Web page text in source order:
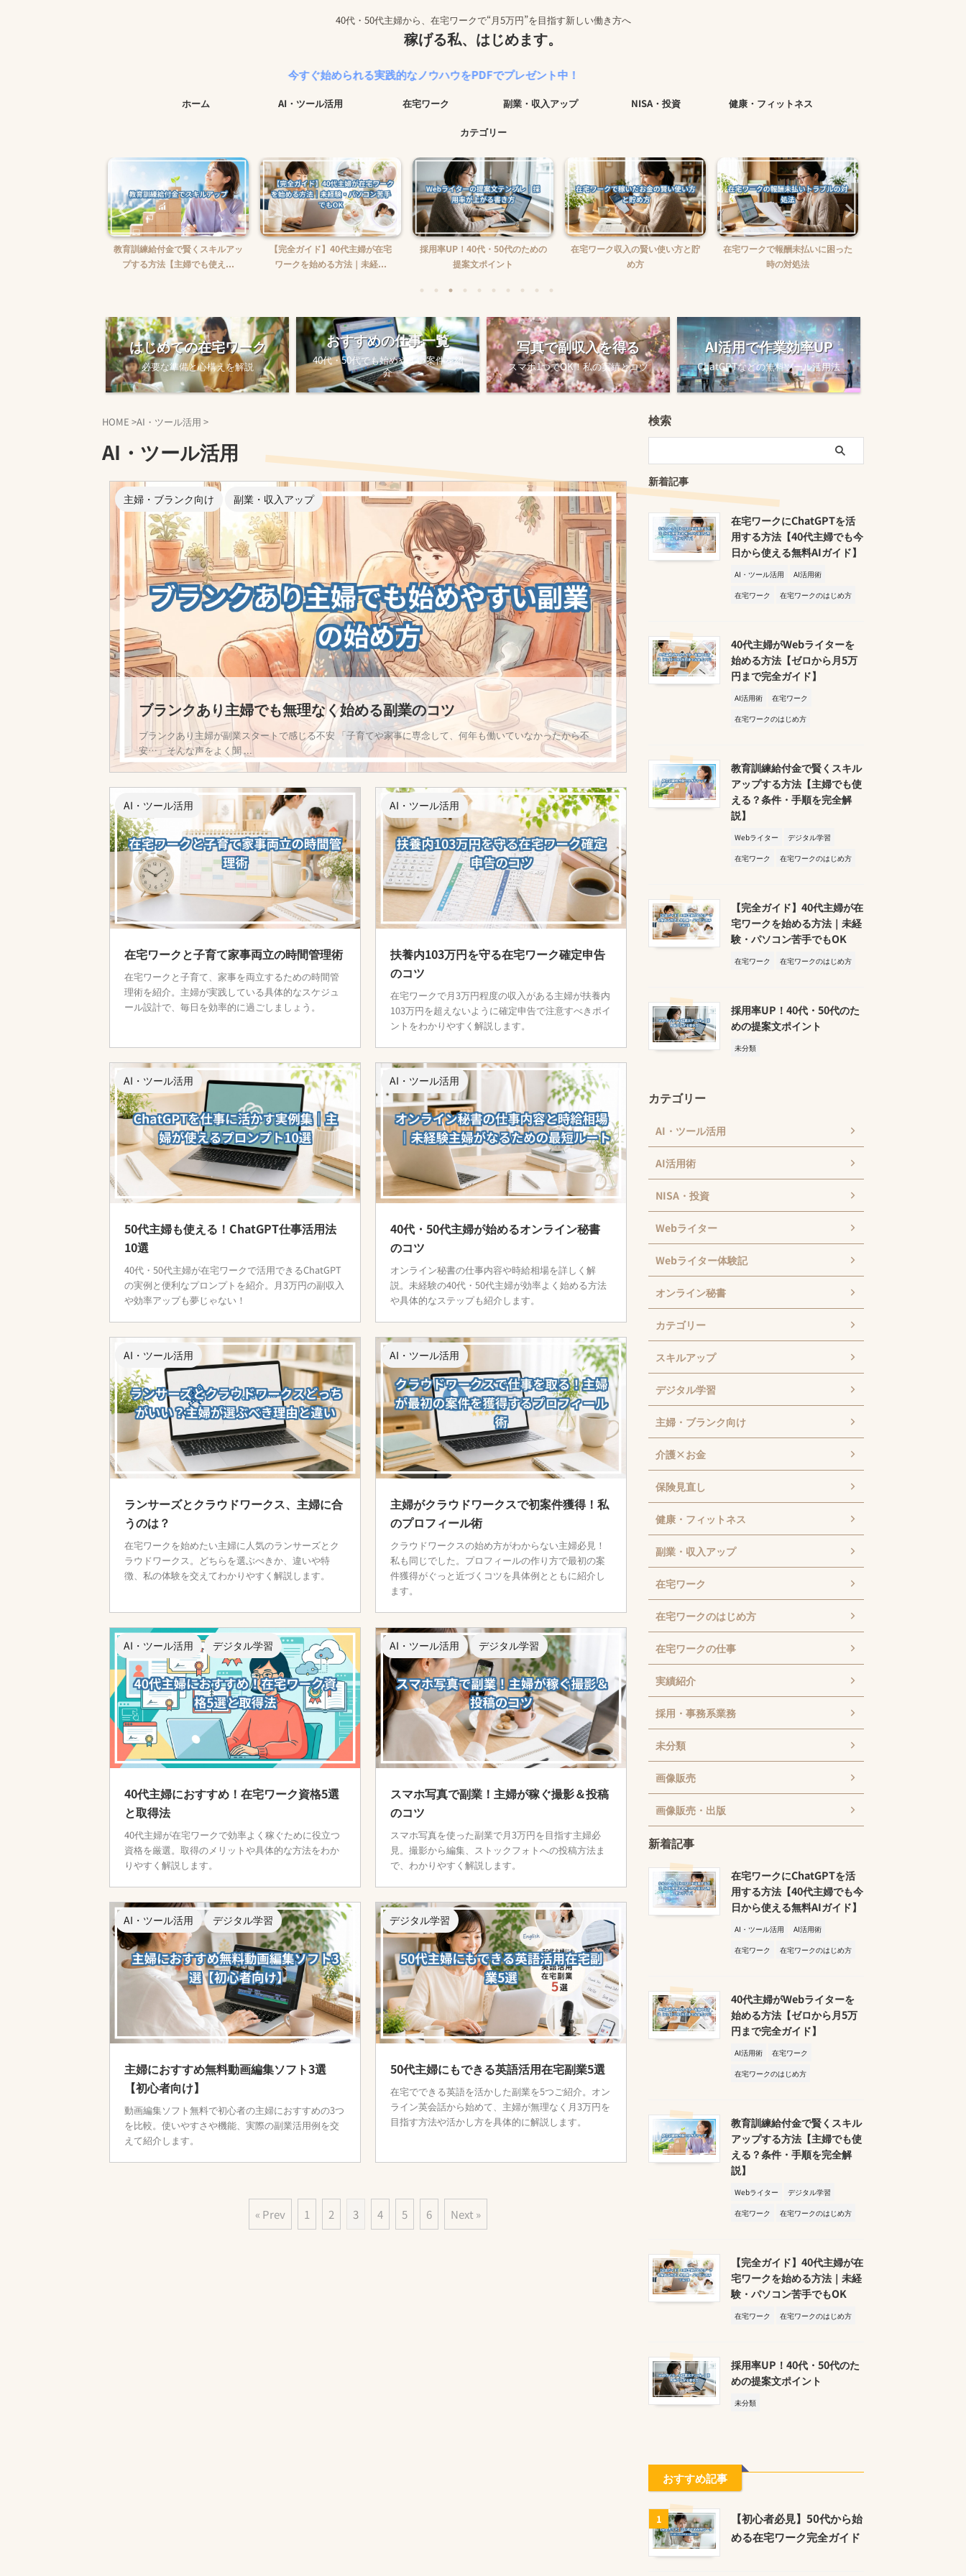
40代・50代主婦から、在宅ワークで“月5万円”を目指す新しい働き方へ
稼げる私、はじめます。
今すぐ始められる実践的なノウハウをPDFでプレゼント中！
ホーム AI・ツール活用 在宅ワーク 副業・収入アップ NISA・投資 健康・フィットネス
カテゴリー
教育訓練給付金で賢くスキルアッ
プする方法【主婦でも使え...
【完全ガイド】40代主婦が在宅
ワークを始める方法｜未経...
採用率UP！40代・50代のための
提案文ポイント
在宅ワーク収入の賢い使い方と貯
め方
在宅ワークで報酬未払いに困った
時の対処法
はじめての在宅ワーク
必要な準備と心構えを解説
おすすめの仕事一覧
40代・50代でも始めやすい案件を紹
介
写真で副収入を得る
スマホ1つでOK！私の実績とコツ
AI活用で作業効率UP
ChatGPTなどの無料ツール活用法
HOME >AI・ツール活用 >
AI・ツール活用
主婦・ブランク向け 副業・収入アップ
ブランクあり主婦でも無理なく始める副業のコツ
ブランクあり主婦が副業スタートで感じる不安 「子育てや家事に専念して、何年も働いていなかったから不
安…」そんな声をよく聞 ...
AI・ツール活用
在宅ワークと子育て家事両立の時間管理術
在宅ワークと子育て、家事を両立するための時間管
理術を紹介。主婦が実践している具体的なスケジュ
ール設計で、毎日を効率的に過ごしましょう。
AI・ツール活用
扶養内103万円を守る在宅ワーク確定申告
のコツ
在宅ワークで月3万円程度の収入がある主婦が扶養内
103万円を超えないように確定申告で注意すべきポイ
ントをわかりやすく解説します。
AI・ツール活用
50代主婦も使える！ChatGPT仕事活用法
10選
40代・50代主婦が在宅ワークで活用できるChatGPT
の実例と便利なプロンプトを紹介。月3万円の副収入
や効率アップも夢じゃない！
AI・ツール活用
40代・50代主婦が始めるオンライン秘書
のコツ
オンライン秘書の仕事内容や時給相場を詳しく解
説。未経験の40代・50代主婦が効率よく始める方法
や具体的なステップも紹介します。
AI・ツール活用
ランサーズとクラウドワークス、主婦に合
うのは？
在宅ワークを始めたい主婦に人気のランサーズとク
ラウドワークス。どちらを選ぶべきか、違いや特
徴、私の体験を交えてわかりやすく解説します。
AI・ツール活用
主婦がクラウドワークスで初案件獲得！私
のプロフィール術
クラウドワークスの始め方がわからない主婦必見！
私も同じでした。プロフィールの作り方で最初の案
件獲得がぐっと近づくコツを具体例とともに紹介し
ます。
AI・ツール活用 デジタル学習
40代主婦におすすめ！在宅ワーク資格5選
と取得法
40代主婦が在宅ワークで効率よく稼ぐために役立つ
資格を厳選。取得のメリットや具体的な方法をわか
りやすく解説します。
AI・ツール活用 デジタル学習
スマホ写真で副業！主婦が稼ぐ撮影＆投稿
のコツ
スマホ写真を使った副業で月3万円を目指す主婦必
見。撮影から編集、ストックフォトへの投稿方法ま
で、わかりやすく解説します。
AI・ツール活用 デジタル学習
主婦におすすめ無料動画編集ソフト3選
【初心者向け】
動画編集ソフト無料で初心者の主婦におすすめの3つ
を比較。使いやすさや機能、実際の副業活用例を交
えて紹介します。
デジタル学習
50代主婦にもできる英語活用在宅副業5選
在宅でできる英語を活かした副業を5つご紹介。オン
ライン英会話から始めて、主婦が無理なく月3万円を
目指す方法や活かし方を具体的に解説します。
« Prev 1 2 3 4 5 6 Next »
検索
新着記事
在宅ワークにChatGPTを活
用する方法【40代主婦でも今
日から使える無料AIガイド】
AI・ツール活用
AI活用術
在宅ワーク
在宅ワークのはじめ方
40代主婦がWebライターを
始める方法【ゼロから月5万
円まで完全ガイド】
AI活用術
在宅ワーク
在宅ワークのはじめ方
教育訓練給付金で賢くスキル
アップする方法【主婦でも使
える？条件・手順を完全解
説】
Webライター
デジタル学習
在宅ワーク
在宅ワークのはじめ方
【完全ガイド】40代主婦が在
宅ワークを始める方法｜未経
験・パソコン苦手でもOK
在宅ワーク 在宅ワークのはじめ方
採用率UP！40代・50代のた
めの提案文ポイント
未分類
カテゴリー
AI・ツール活用
AI活用術
NISA・投資
Webライター
Webライター体験記
オンライン秘書
カテゴリー
スキルアップ
デジタル学習
主婦・ブランク向け
介護×お金
保険見直し
健康・フィットネス
副業・収入アップ
在宅ワーク
在宅ワークのはじめ方
在宅ワークの仕事
実績紹介
採用・事務系業務
未分類
画像販売
画像販売・出版
新着記事
在宅ワークにChatGPTを活
用する方法【40代主婦でも今
日から使える無料AIガイド】
AI・ツール活用
AI活用術
在宅ワーク
在宅ワークのはじめ方
40代主婦がWebライターを
始める方法【ゼロから月5万
円まで完全ガイド】
AI活用術
在宅ワーク
在宅ワークのはじめ方
教育訓練給付金で賢くスキル
アップする方法【主婦でも使
える？条件・手順を完全解
説】
Webライター
デジタル学習
在宅ワーク
在宅ワークのはじめ方
【完全ガイド】40代主婦が在
宅ワークを始める方法｜未経
験・パソコン苦手でもOK
在宅ワーク 在宅ワークのはじめ方
採用率UP！40代・50代のた
めの提案文ポイント
未分類
おすすめ記事
1
【初心者必見】50代から始
める在宅ワーク完全ガイド